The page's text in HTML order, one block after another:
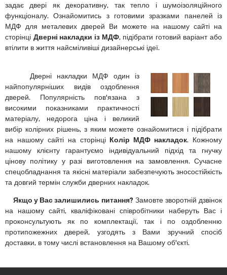
задає двері як декоративну, так тепло і шумоізоляційного
функціоналу. Ознайомитись з готовими зразками панелей із
МДФ для металевих дверей Ви можете на нашому сайті на
сторінці Дверні накладки із МДФ, підібрати готовий варіант або
втілити в життя найсміливіші дизайнерські ідеї.
Дверні накладки МДФ один із
найпопулярніших видів оздоблення
дверей. Популярність пов'язана з
високими показниками практичності
матеріалу, недорога ціна і великий
вибір колірних рішень, з яким можете ознайомитися і підібрати
на нашому сайті на сторінці Колір МДФ накладок. Кожному
нашому клієнту гарантуємо індивідуальний підхід та гнучку
цінову політику у разі виготовлення на замовлення. Сучасне
спецобладнання та якісні матеріали забезпечують зносостійкість
та довгий термін служби дверних накладок.
Якщо у Вас залишились питання?Замовте зворотній дзвінок
на нашому сайті, кваліфіковані співробітники наберуть Вас і
проконсультують як по комплектації, так і по оздобленню
протипожежних дверей, узгодять з Вами зручний спосіб
доставки, в тому числі встановлення на Вашому об'єкті.